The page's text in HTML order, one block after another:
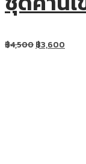
฿4,500฿3,600